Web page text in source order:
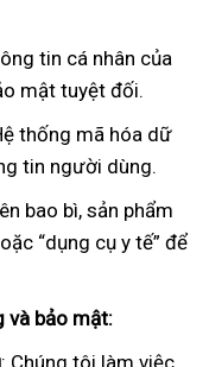
tin cá nhân của
mật tuyệt đối.
thống mã hóa dữ
tin người dùng.
bao bì, sản phẩm
“dụng cụ y tế” để
và bảo mật:
: Chúng tôi làm việc